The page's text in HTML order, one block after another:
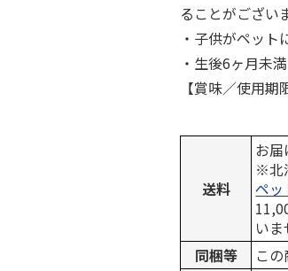
ることがござい
・子供がペット
・生後6ヶ月未
【賞味／使用
送料
お届
※北
ペッ
いま
同梱等
こ